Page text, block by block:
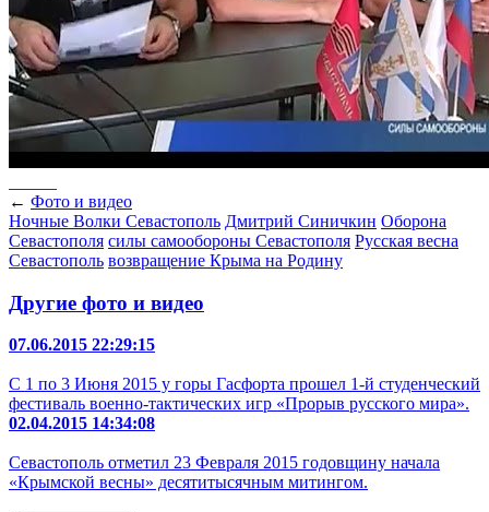
← Фото и видео
Ночные Волки Севастополь Дмитрий Синичкин Оборона
Севастополя силы самообороны Севастополя Русская весна
Севастополь возвращение Крыма на Родину
Другие фото и видео
07.06.2015 22:29:15
С 1 по 3 Июня 2015 у горы Гасфорта прошел 1-й студенческий
фестиваль военно-тактических игр «Прорыв русского мира».
02.04.2015 14:34:08
Севастополь отметил 23 Февраля 2015 годовщину начала
«Крымской весны» десятитысячным митингом.